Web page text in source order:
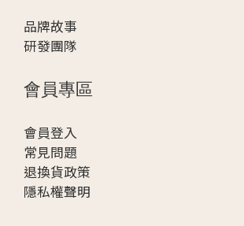
品牌故事
研發團隊
會員專區
會員登入
常見問題
退換貨政策
隱私權聲明